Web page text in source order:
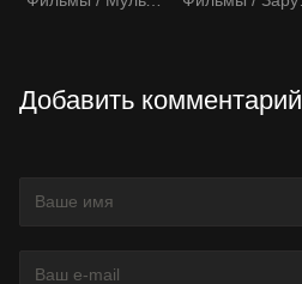
Добавить комментарий